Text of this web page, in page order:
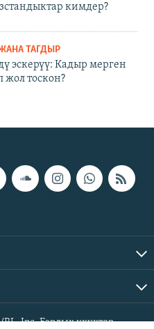
кимдер?
ТАГДЫР
эскерүү: Кадыр мерген
жол тоскон?
Inc. Бардык укуктар